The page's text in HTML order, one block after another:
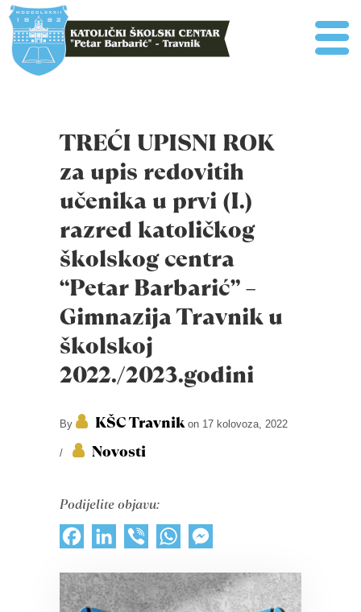
TREĆI UPISNI ROK
za upis redovitih
učenika u prvi (I.)
razred katoličkog
školskog centra
“Petar Barbarić” –
Gimnazija Travnik u
školskoj
2022./2023.godini
By KŠC Travnikon 17 kolovoza, 2022
/ Novosti
Podijelite objavu:
FacebookLinkedInViber WhatsApp